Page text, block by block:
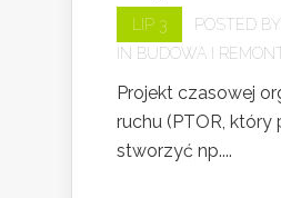
LIP 3 POSTED BY
IN BUDOWA I
Projekt czasowej
ruchu (PTOR, który
stworzyć np....